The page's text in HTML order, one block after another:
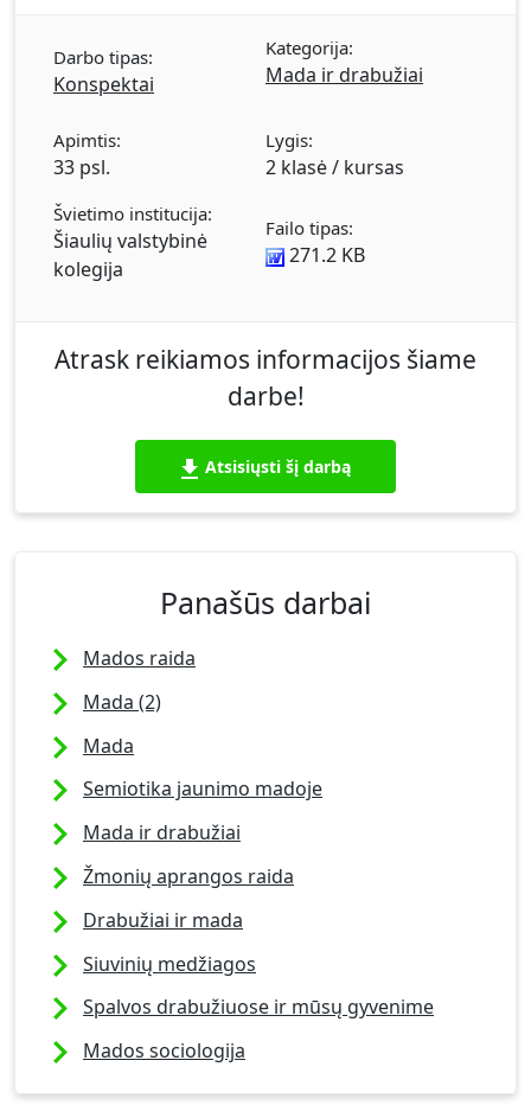
Nepaprasta kasdienybė. Vakaras už rytą
protingesnis. 10 taisyklių, kad darbe atrodyti
Vyriška atributika. Dalykiškas moteriškumas.
Audiniai ir spalvos. Švarkai ir palaidinės. Sijonai.
Kelnės. Aksesuarai. Versle jūsų išvaizda apie jus
vizualiai pasako viską. Drabužiai kalba –
žmonės klausosi. Vakariniai drabužiai.
Septynios taisyklės. Rudens - žiemos sezono
Darbo tipas:
Konspektai
Kategorija:
Mada ir drabužiai
Apimtis:
33 psl.
Lygis:
2 klasė / kursas
Švietimo institucija:
Šiaulių valstybinė
kolegija
Failo tipas:
271.2 KB
Atrask reikiamos informacijos šiame
darbe!
Atsisiųsti šį darbą
Panašūs darbai
Mados raida
Mada (2)
Mada
Semiotika jaunimo madoje
Mada ir drabužiai
Žmonių aprangos raida
Drabužiai ir mada
Siuvinių medžiagos
Spalvos drabužiuose ir mūsų gyvenime
Mados sociologija